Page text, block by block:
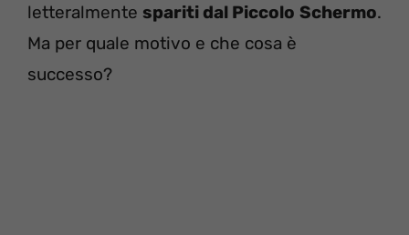
letteralmente spariti dal Piccolo Schermo.
Ma per quale motivo e che cosa è
successo?